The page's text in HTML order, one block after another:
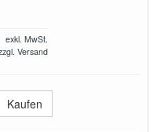
exkl. MwSt.
Versand